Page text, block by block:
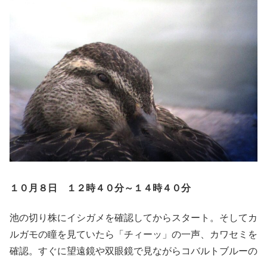
１０月８日 １２時４０分～１４時４０分
池の切り株にイシガメを確認してからスタート。そしてカ
ルガモの瞳を見ていたら「チィーッ」の一声、カワセミを
確認。すぐに望遠鏡や双眼鏡で見ながらコバルトブルーの